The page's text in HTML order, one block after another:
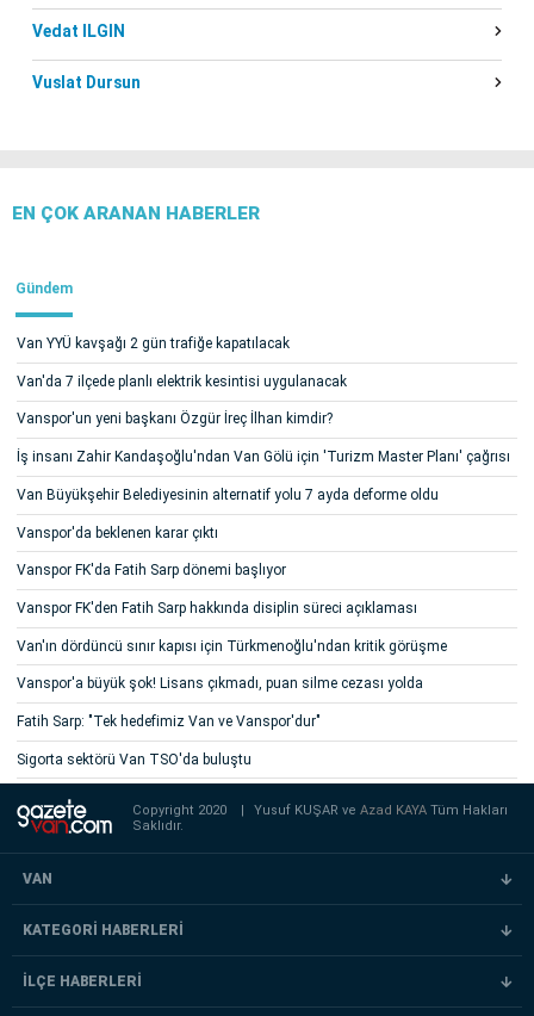
Vedat ILGIN
Vuslat Dursun
EN ÇOK ARANAN HABERLER
Gündem
Van YYÜ kavşağı 2 gün trafiğe kapatılacak
Van'da 7 ilçede planlı elektrik kesintisi uygulanacak
Vanspor'un yeni başkanı Özgür İreç İlhan kimdir?
İş insanı Zahir Kandaşoğlu'ndan Van Gölü için 'Turizm Master Planı' çağrısı
Van Büyükşehir Belediyesinin alternatif yolu 7 ayda deforme oldu
Vanspor'da beklenen karar çıktı
Vanspor FK'da Fatih Sarp dönemi başlıyor
Vanspor FK'den Fatih Sarp hakkında disiplin süreci açıklaması
Van'ın dördüncü sınır kapısı için Türkmenoğlu'ndan kritik görüşme
Vanspor'a büyük şok! Lisans çıkmadı, puan silme cezası yolda
Fatih Sarp: "Tek hedefimiz Van ve Vanspor'dur"
Sigorta sektörü Van TSO'da buluştu
Copyright 2020 Yusuf KUŞAR veAzad KAYATüm Hakları
Saklıdır.
VAN
KATEGORİ HABERLERİ
İLÇE HABERLERİ